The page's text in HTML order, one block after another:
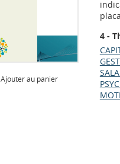
Ajouter au panier
4 -